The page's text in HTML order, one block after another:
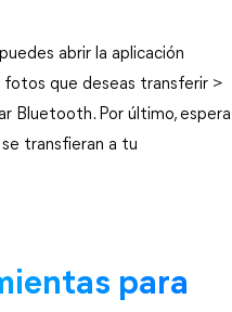
abrir la aplicación
fotos que deseas transferir >
Bluetooth. Por último, espera
transfieran a tu
para